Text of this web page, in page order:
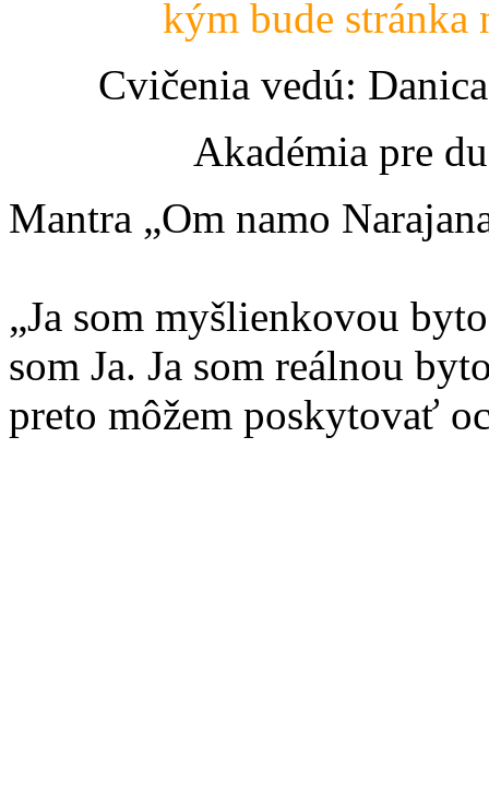
kým bude stránka
Cvičenia vedú:
Akadémia pre
Mantra „Om namo
„Ja som myšlienkovou
som Ja. Ja som reálnou
preto môžem poskytovať